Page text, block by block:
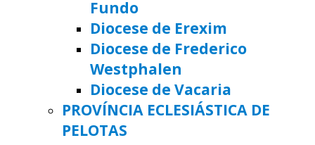
Fundo
Diocese de Erexim
Diocese de Frederico
Westphalen
Diocese de Vacaria
PROVÍNCIA ECLESIÁSTICA DE
PELOTAS